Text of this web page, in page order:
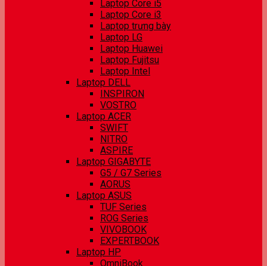
Laptop Core i5
Laptop Core i3
Laptop trưng bày
Laptop LG
Laptop Huawei
Laptop Fujitsu
Laptop Intel
Laptop DELL
INSPIRON
VOSTRO
Laptop ACER
SWIFT
NITRO
ASPIRE
Laptop GIGABYTE
G5 / G7 Series
AORUS
Laptop ASUS
TUF Series
ROG Series
VIVOBOOK
EXPERTBOOK
Laptop HP
OmniBook